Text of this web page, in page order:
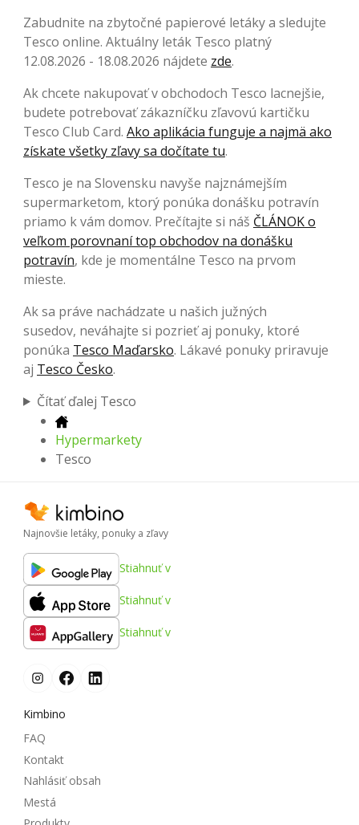
Zabudnite na zbytočné papierové letáky a sledujte
Tesco online. Aktuálny leták Tesco platný
12.08.2026 - 18.08.2026 nájdete zde.
Ak chcete nakupovať v obchodoch Tesco lacnejšie,
budete potrebovať zákazníčku zľavovú kartičku
Tesco Club Card. Ako aplikácia funguje a najmä ako
získate všetky zľavy sa dočítate tu.
Tesco je na Slovensku navyše najznámejším
supermarketom, ktorý ponúka donášku potravín
priamo k vám domov. Prečítajte si náš ČLÁNOK o
veľkom porovnaní top obchodov na donášku
potravín, kde je momentálne Tesco na prvom
mieste.
Ak sa práve nachádzate u našich južných
susedov, neváhajte si pozrieť aj ponuky, ktoré
ponúka Tesco Maďarsko. Lákavé ponuky priravuje
aj Tesco Česko.
Čítať ďalej Tesco
Hypermarkety
Tesco
Najnovšie letáky, ponuky a zľavy
Stiahnuť v
Stiahnuť v
Stiahnuť v
Kimbino
FAQ
Kontakt
Nahlásiť obsah
Mestá